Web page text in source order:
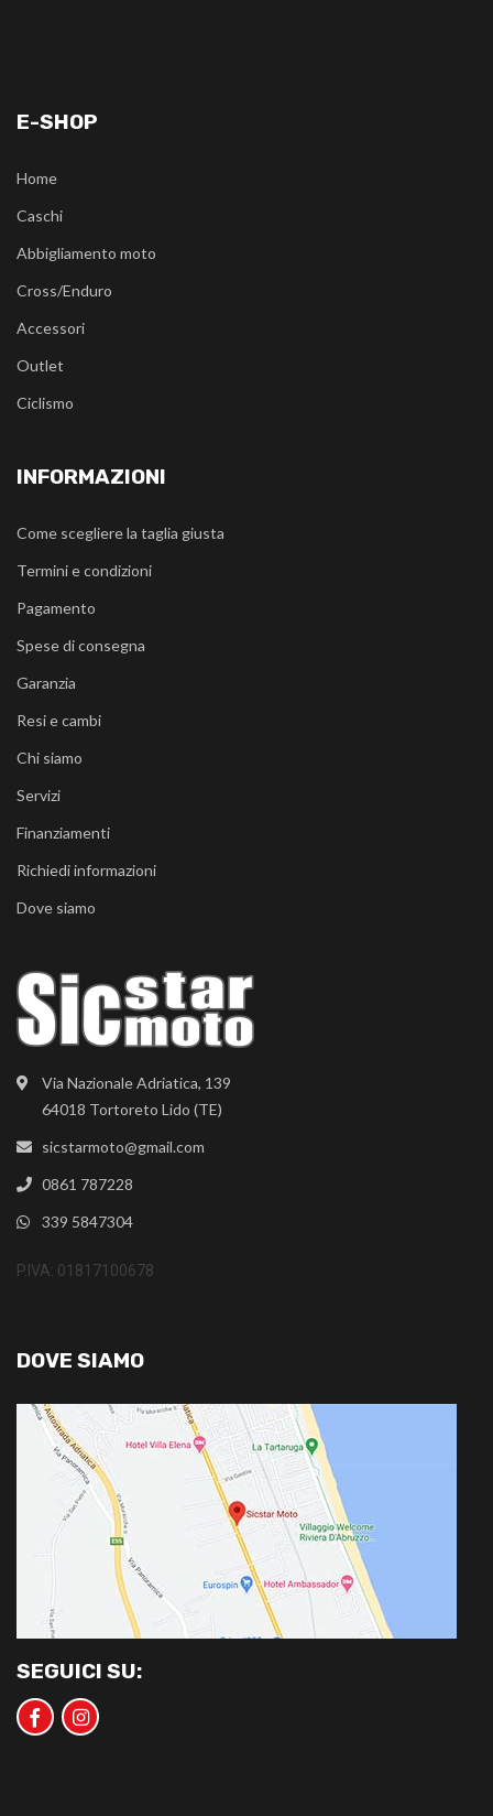
Via Nazionale Adriatica, 139
64018 Tortoreto Lido (TE)
sicstarmoto@gmail.com
0861 787228
339 5847304
P.IVA: 01817100678
E-SHOP
Home
Caschi
Abbigliamento moto
Cross/Enduro
Accessori
Outlet
Ciclismo
INFORMAZIONI
Come scegliere la taglia giusta
Termini e condizioni
Pagamento
Spese di consegna
Garanzia
Resi e cambi
Chi siamo
Servizi
Finanziamenti
Richiedi informazioni
Dove siamo
DOVE SIAMO
SEGUICI SU: